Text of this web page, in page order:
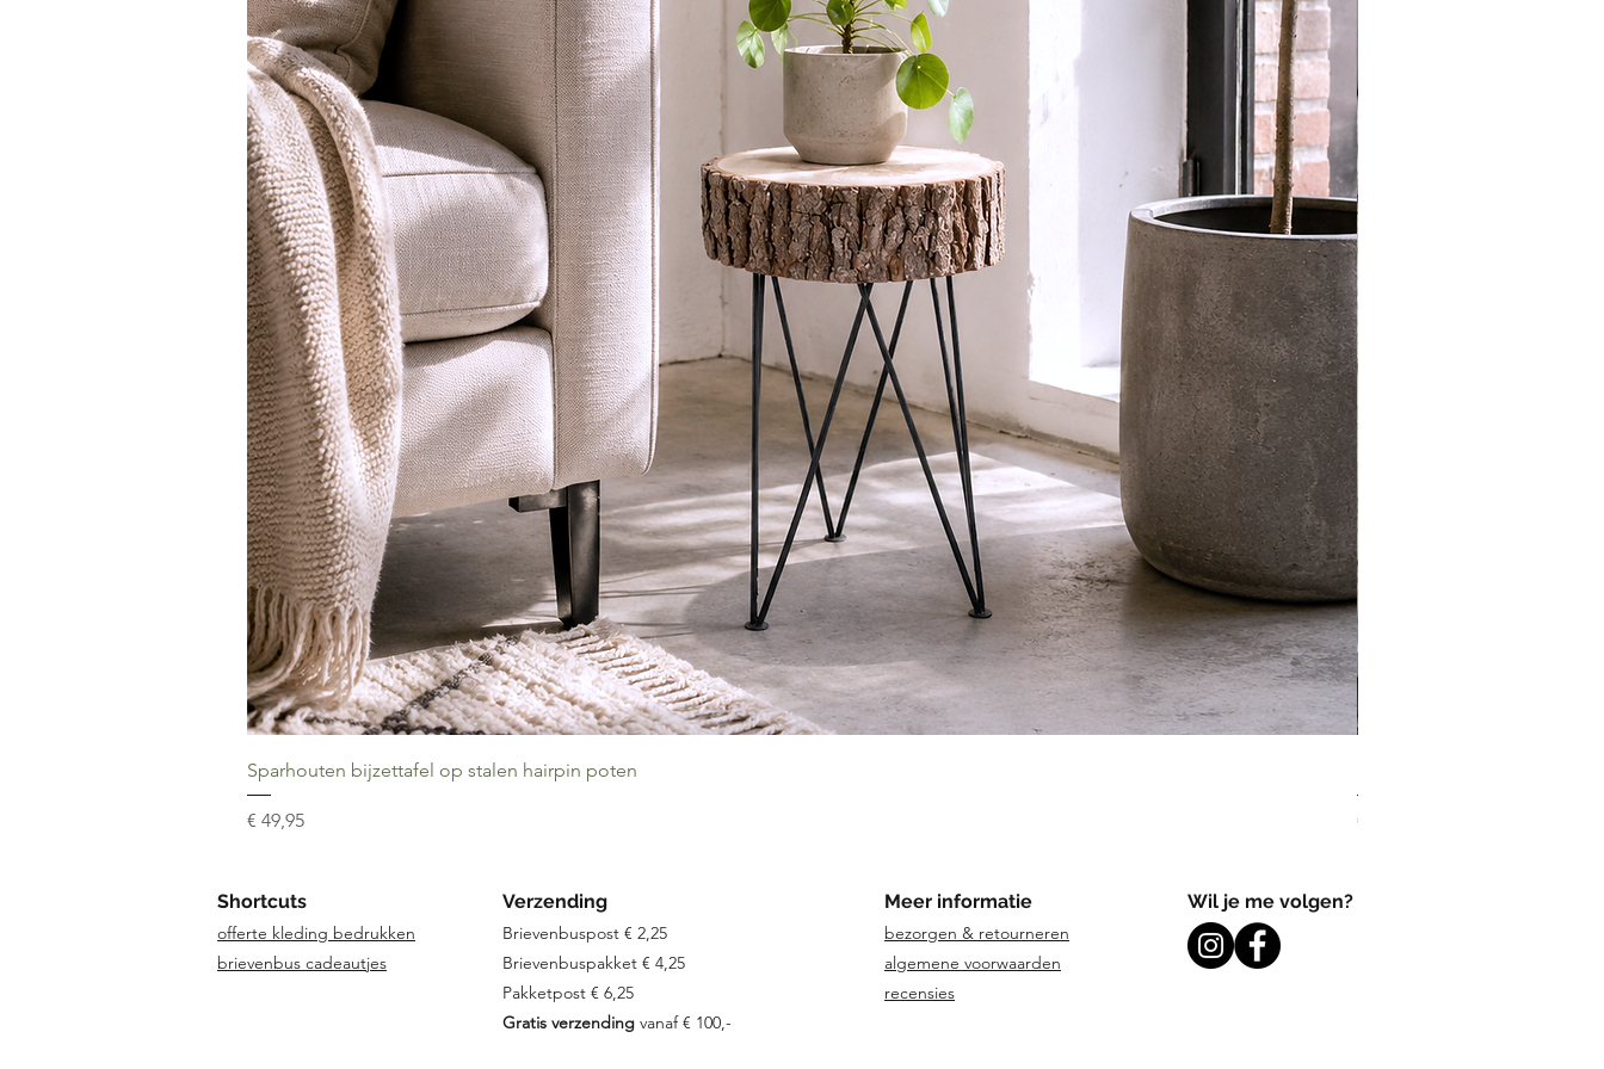
Sparhouten bijzettafel op stalen hairpin poten
Prijs
€ 49,95 Prijs
€ 99,95
Shortcuts
offerte kleding bedrukken
brievenbus cadeautjes
Verzending
Brievenbuspost € 2,25
Brievenbuspakket € 4,25
Pakketpost € 6,25
Gratis verzending vanaf € 100,-
Meer informatie
bezorgen & retourneren
algemene voorwaarden
recensies
Wil je me volgen?